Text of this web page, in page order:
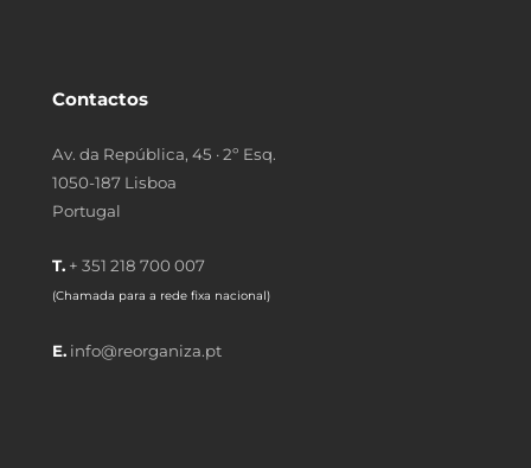
Contactos
Av. da República, 45 · 2º Esq.
1050-187 Lisboa
Portugal
T. + 351 218 700 007
(Chamada para a rede fixa nacional)
E. info@reorganiza.pt